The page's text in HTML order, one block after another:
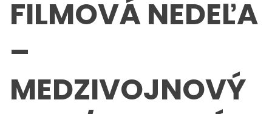
FILMOVÁ NEDEĽA
–
MEDZIVOJNOVÝ